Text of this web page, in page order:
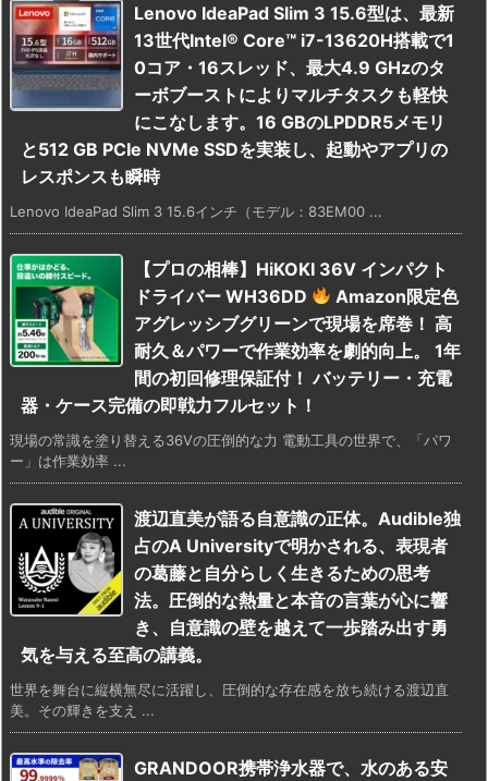
Lenovo IdeaPad Slim 3 15.6型は、最新
13世代Intel® Core™ i7-13620H搭載で1
0コア・16スレッド、最大4.9 GHzのタ
ーボブーストによりマルチタスクも軽快
にこなします。16 GBのLPDDR5メモリ
と512 GB PCIe NVMe SSDを実装し、起動やアプリの
レスポンスも瞬時
Lenovo IdeaPad Slim 3 15.6インチ（モデル：83EM00 ...
【プロの相棒】HiKOKI 36V インパクト
ドライバー WH36DD
Amazon限定色
アグレッシブグリーンで現場を席巻！ 高
耐久＆パワーで作業効率を劇的向上。 1年
間の初回修理保証付！ バッテリー・充電
器・ケース完備の即戦力フルセット！
現場の常識を塗り替える36Vの圧倒的な力 電動工具の世界で、「パワ
ー」は作業効率 ...
渡辺直美が語る自意識の正体。Audible独
占のA Universityで明かされる、表現者
の葛藤と自分らしく生きるための思考
法。圧倒的な熱量と本音の言葉が心に響
き、自意識の壁を越えて一歩踏み出す勇
気を与える至高の講義。
世界を舞台に縦横無尽に活躍し、圧倒的な存在感を放ち続ける渡辺直
美。その輝きを支え ...
GRANDOOR携帯浄水器で、水のある安